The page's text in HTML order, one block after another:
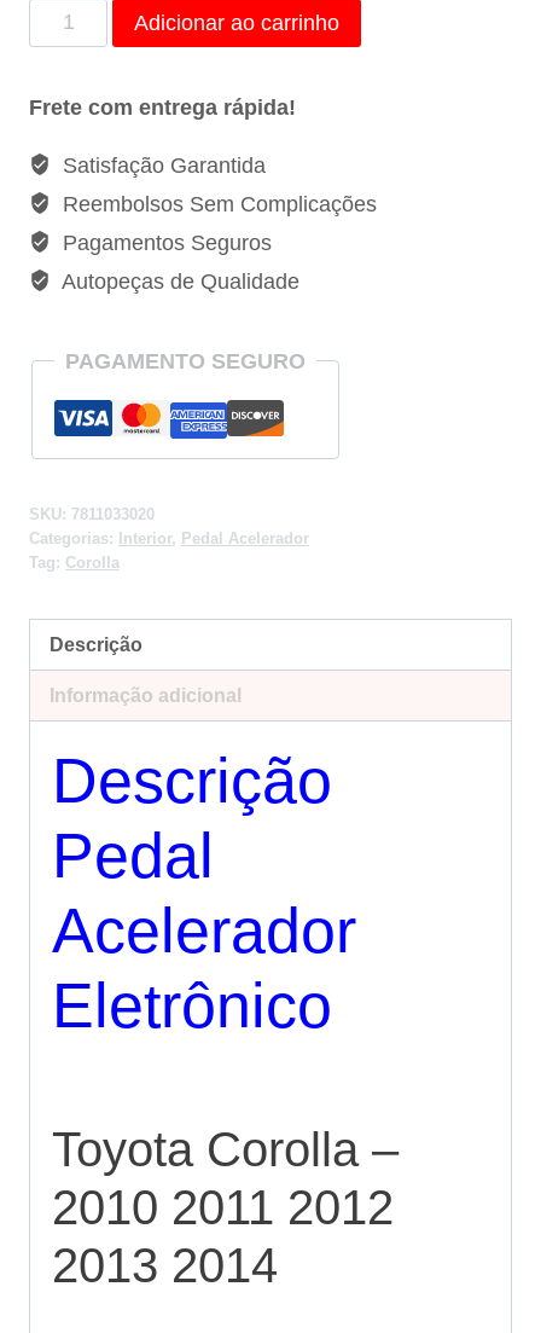
Pedal
Acelerador
Corrola
7811033020
quantidade
Adicionar ao carrinho
Frete com entrega rápida!
Satisfação Garantida
Reembolsos Sem Complicações
Pagamentos Seguros
Autopeças de Qualidade
PAGAMENTO SEGURO
SKU: 7811033020
Categorias:
Interior, Pedal Acelerador
Tag: Corolla
Descrição
Informação adicional
Descrição
Pedal
Acelerador
Eletrônico
Toyota Corolla –
2010 2011 2012
2013 2014